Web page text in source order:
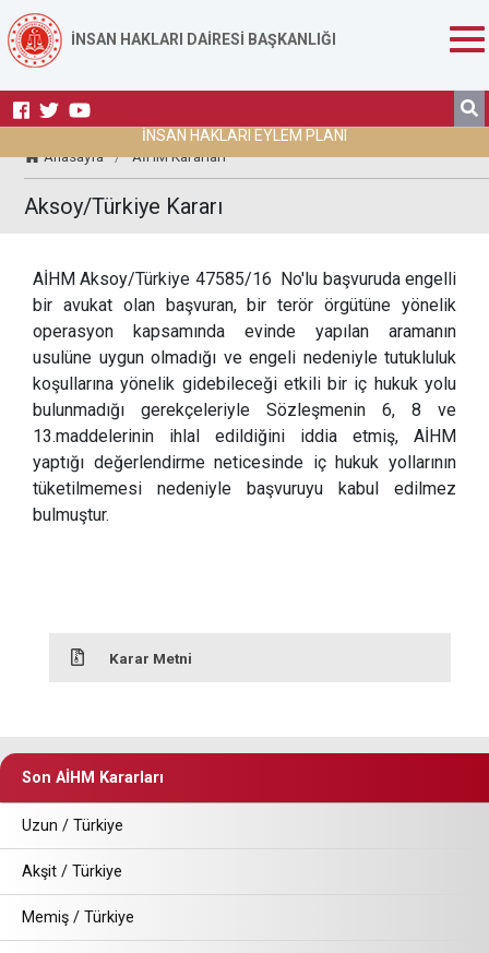
İNSAN HAKLARI DAİRESİ BAŞKANLIĞI
İNSAN HAKLARI EYLEM PLANI
Anasayfa / AİHM Kararları
Aksoy/Türkiye Kararı
AİHM Aksoy/Türkiye 47585/16 No'lu başvuruda engelli
bir avukat olan başvuran, bir terör örgütüne yönelik
operasyon kapsamında evinde yapılan aramanın
usulüne uygun olmadığı ve engeli nedeniyle tutukluluk
koşullarına yönelik gidebileceği etkili bir iç hukuk yolu
bulunmadığı gerekçeleriyle Sözleşmenin 6, 8 ve
13.maddelerinin ihlal edildiğini iddia etmiş, AİHM
yaptığı değerlendirme neticesinde iç hukuk yollarının
tüketilmemesi nedeniyle başvuruyu kabul edilmez
bulmuştur.
Karar Metni
Son AİHM Kararları
Uzun / Türkiye
Akşit / Türkiye
Memiş / Türkiye